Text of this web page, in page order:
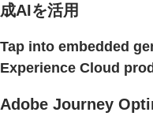
成AIを活用
Tap into embedded
Experience Cloud
Adobe Journey